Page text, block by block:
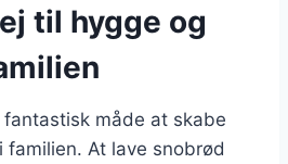
til hygge og
måde at skabe
At lave snobrød